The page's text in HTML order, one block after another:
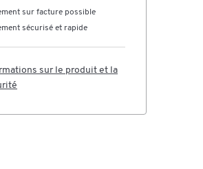
sur facture possible
sécurisé et rapide
sur le produit et la